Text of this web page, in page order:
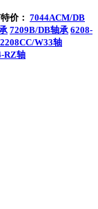
价： 7044ACM/DB
7209B/DB轴承 6208-
W33轴
RZ轴